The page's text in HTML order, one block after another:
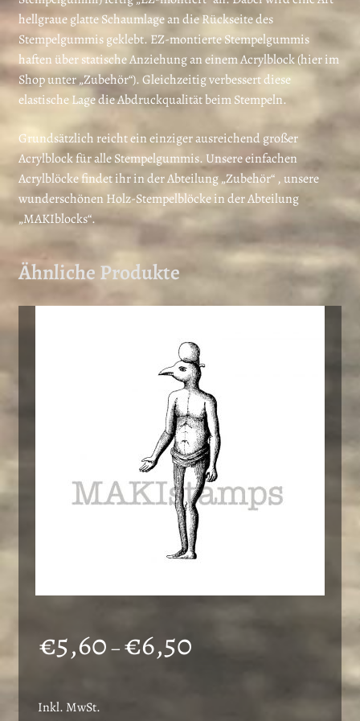
hellgraue glatte Schaumlage an die Rückseite des
Stempelgummis geklebt. EZ-montierte Stempelgummis
haften über statische Anziehung an einem Acrylblock (hier im
Shop unter „Zubehör“). Gleichzeitig verbessert diese
elastische Lage die Abdruckqualität beim Stempeln.
Grundsätzlich reicht ein einziger ausreichend großer
Acrylblock für alle Stempelgummis. Unsere einfachen
Acrylblöcke findet ihr in der Abteilung „Zubehör“ , unsere
wunderschönen Holz-Stempelblöcke in der Abteilung
„MAKIblocks“.
Ähnliche Produkte
€5,60–€6,50
Inkl. MwSt.